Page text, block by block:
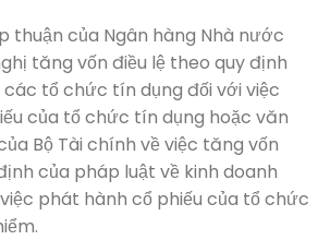
thuận của Ngân hàng Nhà nước
tăng vốn điều lệ theo quy định
tổ chức tín dụng đối với việc
của tổ chức tín dụng hoặc văn
Bộ Tài chính về việc tăng vốn
của pháp luật về kinh doanh
phát hành cổ phiếu của tổ chức